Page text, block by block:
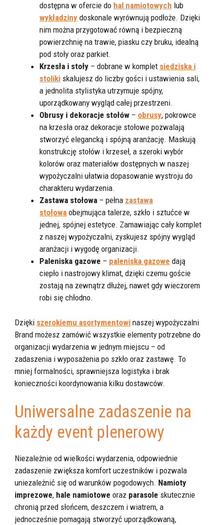
dostępna w ofercie do hal namiotowych lub
wykładziny doskonale wyrównują podłoże. Dzięki
nim można przygotować równą i bezpieczną
powierzchnię na trawie, piasku czy bruku, idealną
pod stoły oraz parkiet.
Krzesła i stoły – dobrane w komplet siedziska i
stoliki skalujesz do liczby gości i ustawienia sali,
a jednolita stylistyka utrzymuje spójny,
uporządkowany wygląd całej przestrzeni.
Obrusy i dekoracje stołów – obrusy, pokrowce
na krzesła oraz dekoracje stołowe pozwalają
stworzyć elegancką i spójną aranżację. Maskują
konstrukcję stołów i krzeseł, a szeroki wybór
kolorów oraz materiałów dostępnych w naszej
wypożyczalni ułatwia dopasowanie wystroju do
charakteru wydarzenia.
Zastawa stołowa – pełna zastawa
stołowa obejmująca talerze, szkło i sztućce w
jednej, spójnej estetyce. Zamawiając cały komplet
z naszej wypożyczalni, zyskujesz spójny wygląd
aranżacji i wygodę organizacji.
Paleniska gazowe – paleniska gazowe dają
ciepło i nastrojowy klimat, dzięki czemu goście
zostają na zewnątrz dłużej, nawet gdy wieczorem
robi się chłodno.
Dzięki szerokiemu asortymentowi naszej wypożyczalni
Brand możesz zamówić wszystkie elementy potrzebne do
organizacji wydarzenia w jednym miejscu – od
zadaszenia i wyposażenia po szkło oraz zastawę. To
mniej formalności, sprawniejsza logistyka i brak
konieczności koordynowania kilku dostawców.
Uniwersalne zadaszenie na
każdy event plenerowy
Niezależnie od wielkości wydarzenia, odpowiednie
zadaszenie zwiększa komfort uczestników i pozwala
uniezależnić się od warunków pogodowych. Namioty
imprezowe, hale namiotowe oraz parasole skutecznie
chronią przed słońcem, deszczem i wiatrem, a
jednocześnie pomagają stworzyć uporządkowaną,